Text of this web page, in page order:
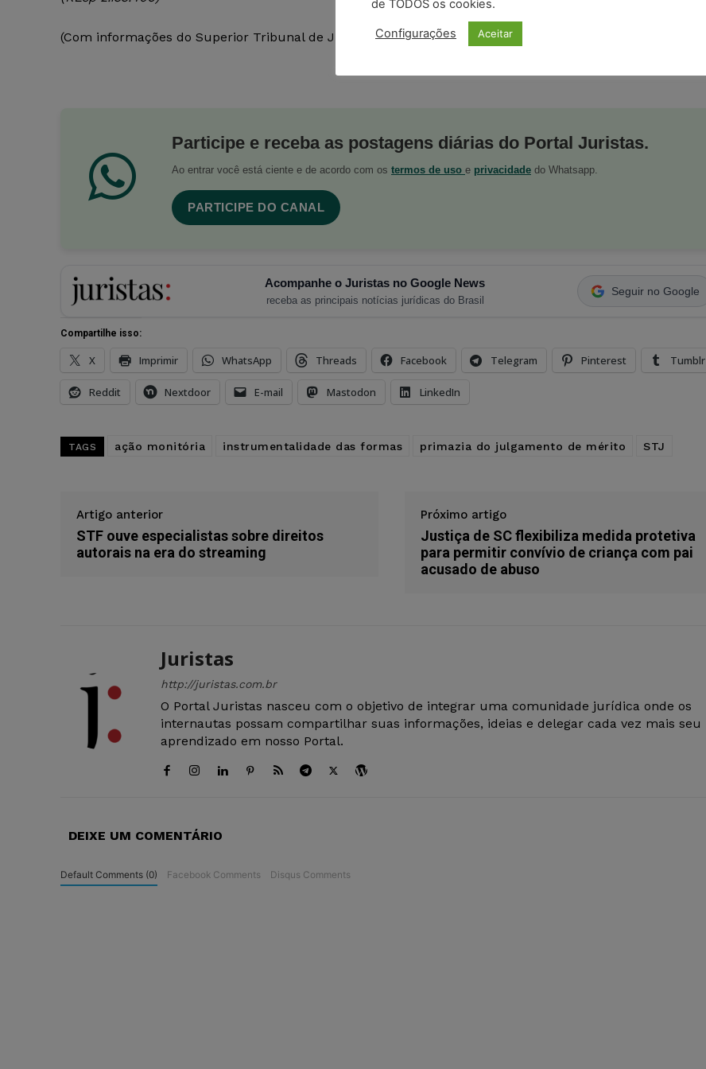
(Com informações do Superior Tribunal de Justiça)
Participe e receba as postagens diárias do Portal Juristas.
Ao entrar você está ciente e de acordo com os termos de uso e privacidade do Whatsapp.
PARTICIPE DO CANAL
Acompanhe o Juristas no Google News
receba as principais notícias jurídicas do Brasil
Seguir no Google
Compartilhe isso:
X Imprimir WhatsApp Threads Facebook Telegram Pinterest Tumblr
Reddit Nextdoor E-mail Mastodon LinkedIn
TAGS ação monitória instrumentalidade das formas primazia do julgamento de mérito STJ
Artigo anterior
STF ouve especialistas sobre direitos
autorais na era do streaming
Próximo artigo
Justiça de SC flexibiliza medida protetiva
para permitir convívio de criança com pai
acusado de abuso
Juristas
http://juristas.com.br
O Portal Juristas nasceu com o objetivo de integrar uma comunidade jurídica onde os
internautas possam compartilhar suas informações, ideias e delegar cada vez mais seu
aprendizado em nosso Portal.
DEIXE UM COMENTÁRIO
Default Comments (0) Facebook Comments Disqus Comments
de TODOS os cookies.
Configurações Aceitar